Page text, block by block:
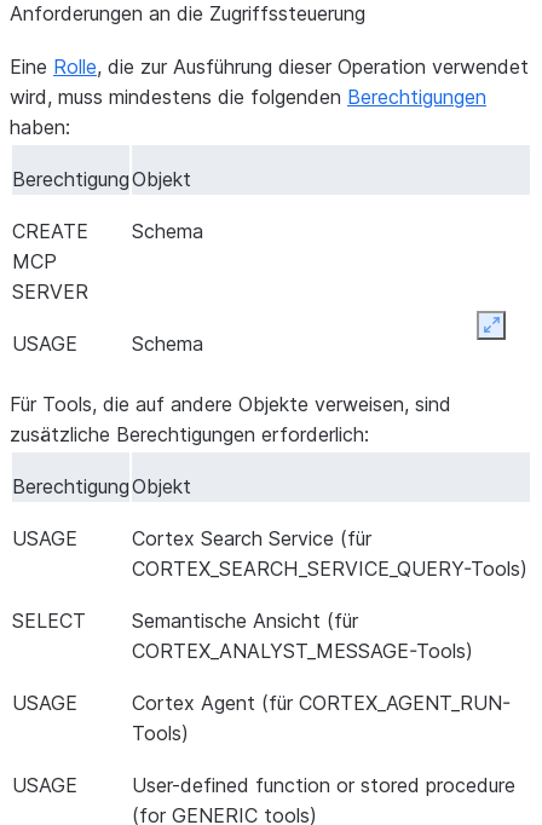
Anforderungen an die Zugriffssteuerung
Eine Rolle, die zur Ausführung dieser Operation verwendet
wird, muss mindestens die folgenden Berechtigungen
haben:
BerechtigungObjekt
CREATE
MCP
SERVER
Schema
USAGE Schema
Für Tools, die auf andere Objekte verweisen, sind
zusätzliche Berechtigungen erforderlich:
BerechtigungObjekt
USAGE
Cortex Search Service (für
CORTEX_SEARCH_SERVICE_QUERY-Tools)
SELECT
Semantische Ansicht (für
CORTEX_ANALYST_MESSAGE-Tools)
USAGE
Cortex Agent (für CORTEX_AGENT_RUN-
Tools)
USAGE
User-defined function or stored procedure
(for GENERIC tools)